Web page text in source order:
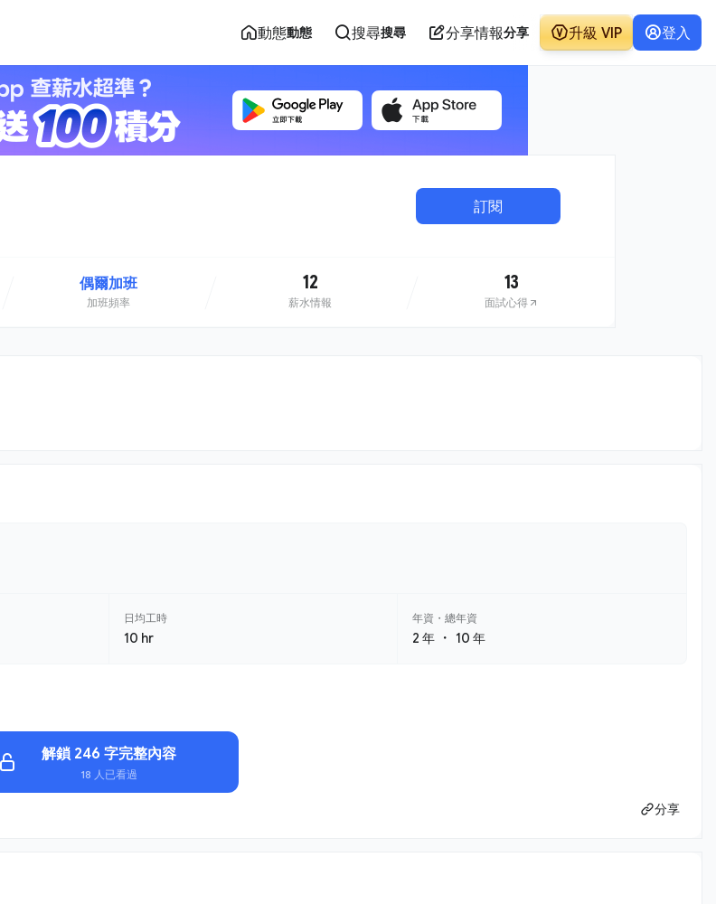
動態動態 搜尋搜尋 分享情報分享 升級 VIP 登入
訂閱
偶爾加班
加班頻率
12
薪水情報
13
面試心得
日均工時
10 hr
年資・總年資
2 年 ・10 年
解鎖 246 字完整內容
18 人已看過
分享